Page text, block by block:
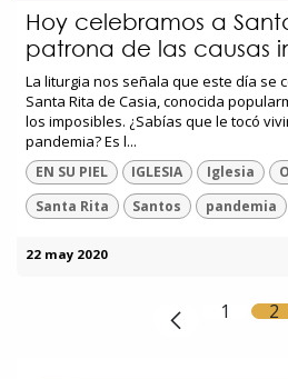
Hoy celebramos a
patrona de las causas
La liturgia nos señala que este día se
Santa Rita de Casia, conocida
los imposibles. ¿Sabías que le tocó
pandemia? Es l...
EN SU PIEL IGLESIA Iglesia
Santa Rita
Santos pandemia
22 may 2020
1 2